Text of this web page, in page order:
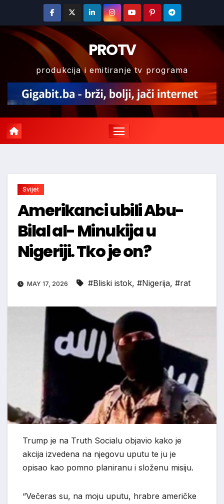
content
PROTV
produkcija i emitiranje tv programa
Svijet
Amerikanci ubili Abu-
Bilal al- Minukija u
Nigeriji. Tko je on?
MAY 17, 2026 #Bliski istok, #Nigerija, #rat
Trump je na Truth Socialu objavio kako je
akcija izvedena na njegovu uputu te ju je
opisao kao pomno planiranu i složenu misiju.
“Večeras su, na moju uputu, hrabre američke